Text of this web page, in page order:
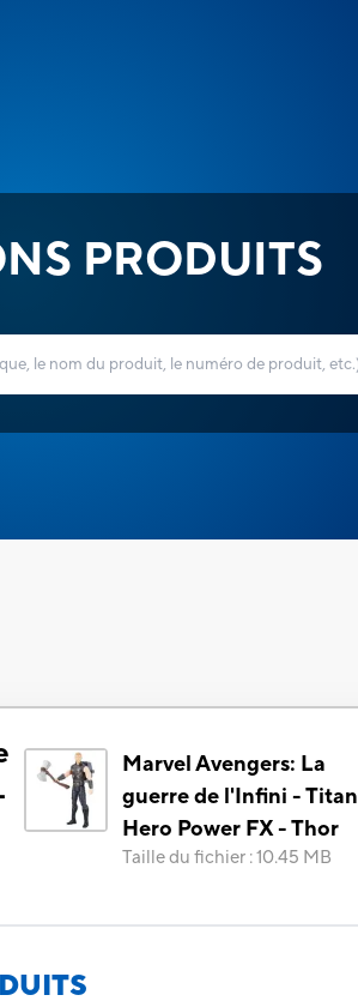
PRODUITS
Marvel Avengers: La
guerre de l'Infini - Titan
Hero Power FX - Thor
Taille du fichier :10.45 MB